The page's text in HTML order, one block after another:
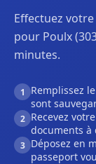
Effectuez
pour Poulx
minutes.
1
Remplissez
sont
2 Recevez
documents à
3 Déposez en
passeport